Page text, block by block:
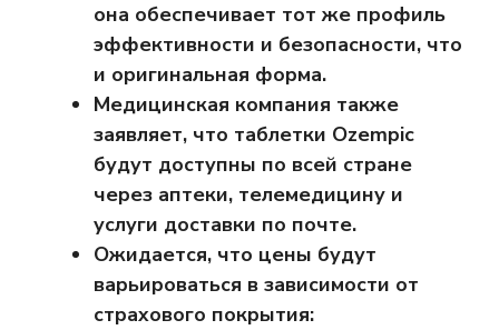
она обеспечивает тот же профиль
эффективности и безопасности, что
и оригинальная форма.
Медицинская компания также
заявляет, что таблетки Ozempic
будут доступны по всей стране
через аптеки, телемедицину и
услуги доставки по почте.
Ожидается, что цены будут
варьироваться в зависимости от
страхового покрытия: